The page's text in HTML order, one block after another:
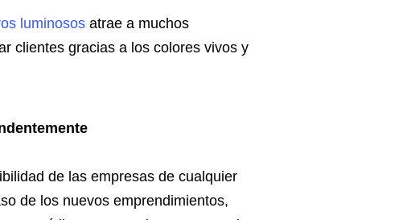
luminosos atrae a muchos
clientes gracias a los colores vivos y
de las empresas de cualquier
de los nuevos emprendimientos,